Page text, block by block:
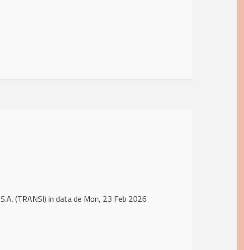
(TRANSI) in data de Mon, 23 Feb 2026